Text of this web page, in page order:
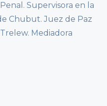
Supervisora en la
Chubut. Juez de Paz
Mediadora